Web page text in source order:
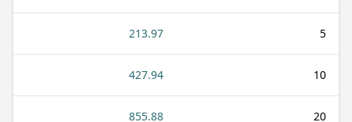
5
213.97
10
427.94
20
855.88